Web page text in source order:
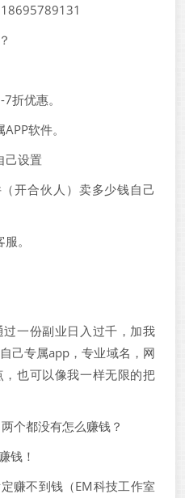
折优惠。
软件。
己设置
开合伙人）卖多少钱自己
。
一份副业日入过千，加我
己专属app，专业域名，网
也可以像我一样无限的把
个都没有怎么赚钱？
钱！
赚不到钱（EM科技工作室